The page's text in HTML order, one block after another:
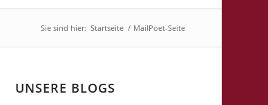
Sie sind hier: Startseite / MailPoet-Seite
UNSERE BLOGS